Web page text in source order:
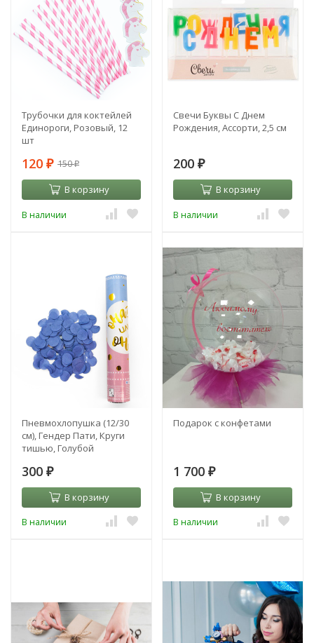
Трубочки для коктейлей
Единороги, Розовый, 12
шт
120 ₽ 150₽
В корзину
В наличии
Свечи Буквы С Днем
Рождения, Ассорти, 2,5 см
200 ₽
В корзину
В наличии
Пневмохлопушка (12/30
см), Гендер Пати, Круги
тишью, Голубой
300 ₽
В корзину
В наличии
Подарок с конфетами
1 700 ₽
В корзину
В наличии